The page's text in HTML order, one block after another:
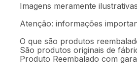
Imagens meramente
Atenção: informações
O que são produtos
São produtos originais de
Produto Reembalado com